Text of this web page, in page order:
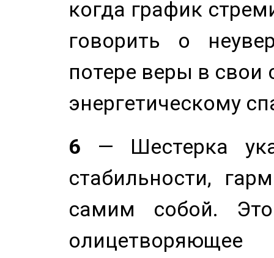
когда график
говорить о
потере веры в свои
энергетическому
6 — Шестерка
стабильности,
самим собой.